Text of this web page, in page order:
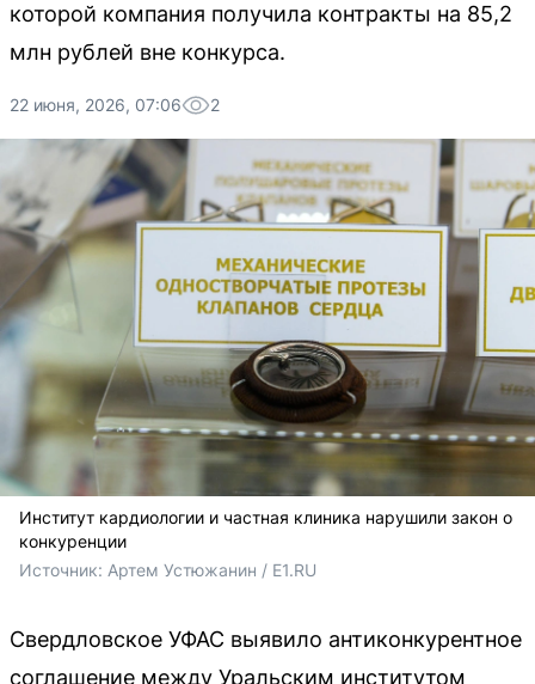
которой компания получила контракты на 85,2
млн рублей вне конкурса.
22 июня, 2026, 07:06 2
Институт кардиологии и частная клиника нарушили закон о
конкуренции
Источник: Артем Устюжанин / E1.RU
Свердловское УФАС выявило антиконкурентное
соглашение между Уральским институтом